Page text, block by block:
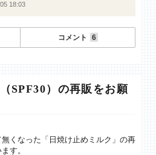
18:03
コメント 6
SPF30）の再販をお願
無くなった「日焼け止めミルク」の再
す。